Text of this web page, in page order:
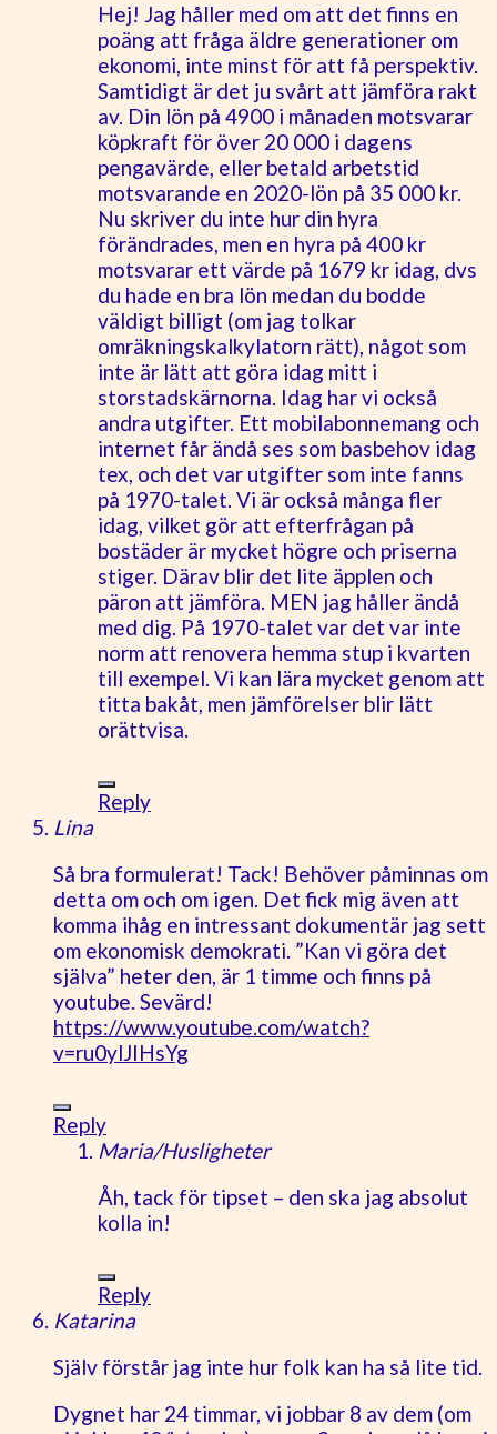
Hej! Jag håller med om att det finns en
poäng att fråga äldre generationer om
ekonomi, inte minst för att få perspektiv.
Samtidigt är det ju svårt att jämföra rakt
av. Din lön på 4900 i månaden motsvarar
köpkraft för över 20 000 i dagens
pengavärde, eller betald arbetstid
motsvarande en 2020-lön på 35 000 kr.
Nu skriver du inte hur din hyra
förändrades, men en hyra på 400 kr
motsvarar ett värde på 1679 kr idag, dvs
du hade en bra lön medan du bodde
väldigt billigt (om jag tolkar
omräkningskalkylatorn rätt), något som
inte är lätt att göra idag mitt i
storstadskärnorna. Idag har vi också
andra utgifter. Ett mobilabonnemang och
internet får ändå ses som basbehov idag
tex, och det var utgifter som inte fanns
på 1970-talet. Vi är också många fler
idag, vilket gör att efterfrågan på
bostäder är mycket högre och priserna
stiger. Därav blir det lite äpplen och
päron att jämföra. MEN jag håller ändå
med dig. På 1970-talet var det var inte
norm att renovera hemma stup i kvarten
till exempel. Vi kan lära mycket genom att
titta bakåt, men jämförelser blir lätt
orättvisa.
Reply
Lina
Så bra formulerat! Tack! Behöver påminnas om
detta om och om igen. Det fick mig även att
komma ihåg en intressant dokumentär jag sett
om ekonomisk demokrati. ”Kan vi göra det
själva” heter den, är 1 timme och finns på
youtube. Sevärd!
https://www.youtube.com/watch?
v=ru0ylJIHsYg
Reply
Maria/Husligheter
Åh, tack för tipset – den ska jag absolut
kolla in!
Reply
Katarina
Själv förstår jag inte hur folk kan ha så lite tid.
Dygnet har 24 timmar, vi jobbar 8 av dem (om